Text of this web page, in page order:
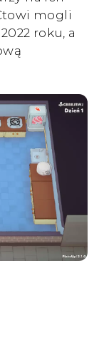
mogli
roku, a